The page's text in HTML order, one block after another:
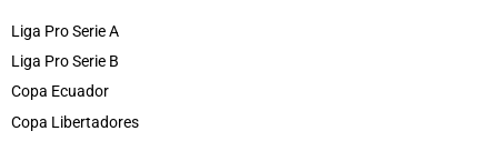
Liga Pro Serie A
Liga Pro Serie B
Copa Ecuador
Copa Libertadores